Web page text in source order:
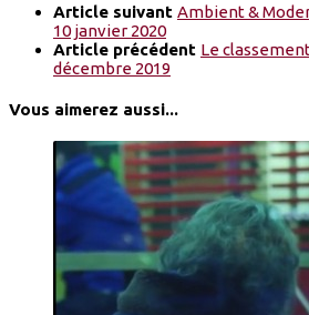
Article suivant Ambient &
10 janvier 2020
Article précédent Le
décembre 2019
Vous aimerez aussi...